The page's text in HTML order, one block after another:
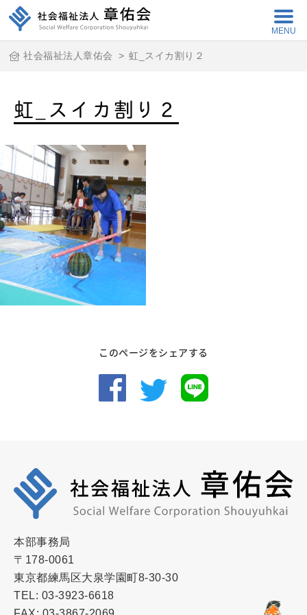
MENU
社会福祉法人章佑会 > 虹_スイカ割り２
虹_スイカ割り２
このページをシェアする
本部事務局
〒178-0061
東京都練馬区大泉学園町8-30-30
TEL: 03-3923-6618